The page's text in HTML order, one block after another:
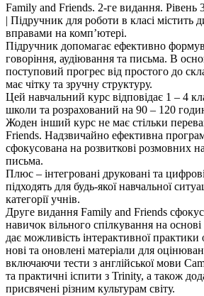
Family and Friends. 2-ге видання. Рівень
| Підручник для роботи в класі містить
вправами на комп’ютері.
Підручник допомагає ефективно
говоріння, аудіювання та письма. В
поступовий прогрес від простого до
має чітку та зручну структуру.
Цей навчальний курс відповідає 1 – 4
школи та розрахований на 90 – 120
Жоден інший курс не має стільки
Friends. Надзвичайно ефективна
сфокусована на розвиткові розмовних
письма.
Плюс – інтегровані друковані та
підходять для будь-якої навчальної
категорії учнів.
Друге видання Family and Friends
навичок вільного спілкування на
дає можливість інтерактивної
нові та оновлені матеріали для
включаючи тести з англійської мови
та практичні іспити з Trinity, а також
присвячені різним культурам світу.